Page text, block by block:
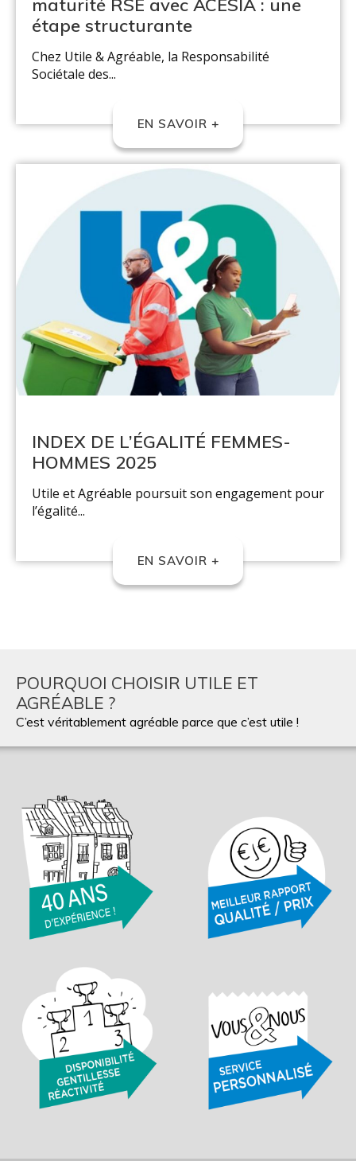
maturité RSE avec ACESIA : une
étape structurante
Chez Utile & Agréable, la Responsabilité
Sociétale des...
EN SAVOIR +
INDEX DE L’ÉGALITÉ FEMMES-
HOMMES 2025
Utile et Agréable poursuit son engagement pour
l’égalité...
EN SAVOIR +
POURQUOI CHOISIR UTILE ET
AGRÉABLE ?
C’est véritablement agréable parce que c’est utile !